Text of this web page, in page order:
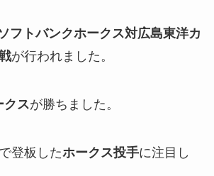
フトバンクホークス対広島東洋カ
が行われました。
クスが勝ちました。
登板したホークス投手に注目し